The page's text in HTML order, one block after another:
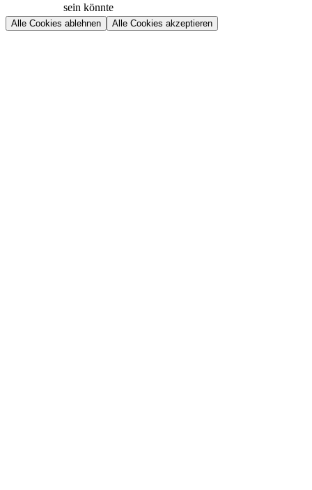
sein könnte
Alle Cookies ablehnen Alle Cookies akzeptieren